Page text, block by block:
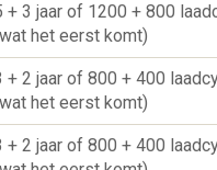
+ 3 jaar of 1200 + 800
het eerst komt)
+ 2 jaar of 800 + 400
het eerst komt)
+ 2 jaar of 800 + 400